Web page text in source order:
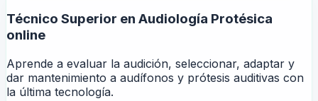
Técnico Superior en Audiología Protésica
online
Aprende a evaluar la audición, seleccionar, adaptar y
dar mantenimiento a audífonos y prótesis auditivas con
la última tecnología.